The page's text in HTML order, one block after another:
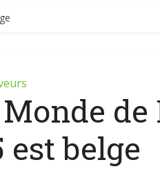
de
est belge